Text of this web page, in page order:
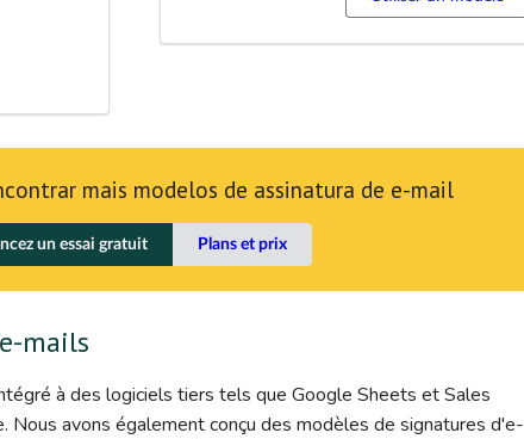
mais modelos de assinatura de e-mail
un essai gratuit Plans et prix
mails
à des logiciels tiers tels que Google Sheets et Sales
avons également conçu des modèles de signatures d'e-